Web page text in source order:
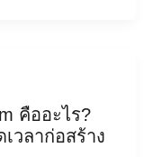
คืออะไร?
วลาก่อสร้าง